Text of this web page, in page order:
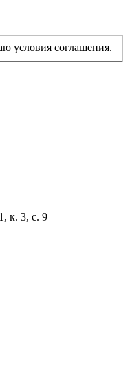
условия соглашения.
к. 3, с. 9